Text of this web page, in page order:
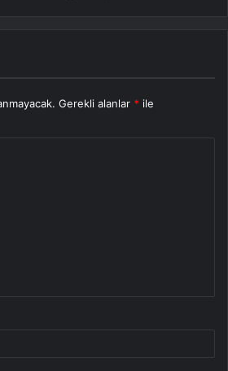
Gerekli alanlar * ile